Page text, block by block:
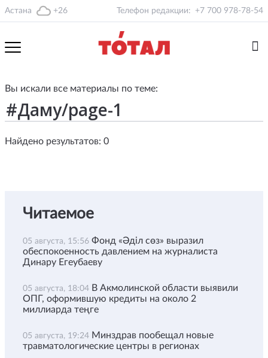
Астана +26 Телефон редакции: +7 700 978-78-54
Вы искали все материалы по теме:
Найдено результатов: 0
Читаемое
05 августа, 15:56 Фонд «Әділ сөз» выразил
обеспокоенность давлением на журналиста
Динару Егеубаеву
05 августа, 18:04 В Акмолинской области выявили
ОПГ, оформившую кредиты на около 2
миллиарда теңге
05 августа, 19:24 Минздрав пообещал новые
травматологические центры в регионах